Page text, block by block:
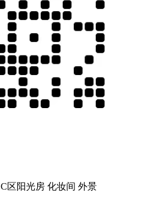
C区阳光房 化妆间 外景